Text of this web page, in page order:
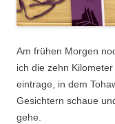
Am frühen Morgen
ich die zehn
eintrage, in dem
Gesichtern schaue
gehe.